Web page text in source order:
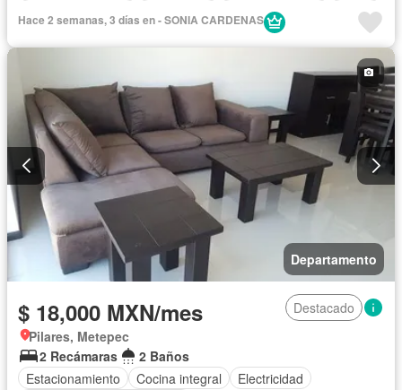
Estacionamiento
Jardín
Seguridad
Hace 2 semanas, 3 días en - SONIA CARDENAS
Departamento
$ 18,000 MXN/mes
Destacado
Pilares, Metepec
2 Recámaras
2 Baños
Estacionamiento
Cocina integral
Electricidad